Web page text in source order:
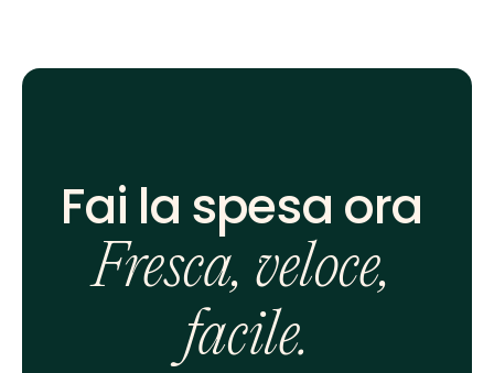
Fai la spesa ora
Fresca, veloce,
facile.